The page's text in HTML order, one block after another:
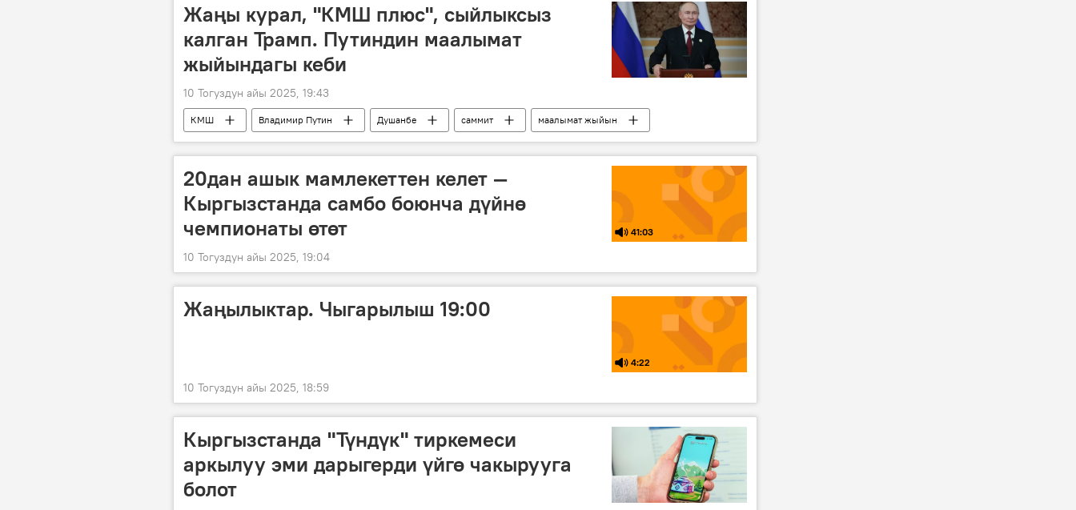
Жаңы курал, "КМШ плюс", сыйлыксыз
калган Трамп. Путиндин маалымат
жыйындагы кеби
10 Тогуздун айы 2025, 19:43
КМШ Владимир Путин Душанбе саммит
маалымат жыйын
Дональд Трамп
сыйлык Украина тынчтык
20дан ашык мамлекеттен келет —
Кыргызстанда самбо боюнча дүйнө
чемпионаты өтөт
41:03
10 Тогуздун айы 2025, 19:04
Жаңылыктар. Чыгарылыш 19:00
4:22
10 Тогуздун айы 2025, 18:59
Кыргызстанда "Түндүк" тиркемеси
аркылуу эми дарыгерди үйгө чакырууга
болот